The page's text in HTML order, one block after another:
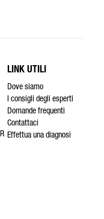
LINK UTILI
Dove siamo
I consigli degli esperti
Domande frequenti
Contattaci
Effettua una diagnosi